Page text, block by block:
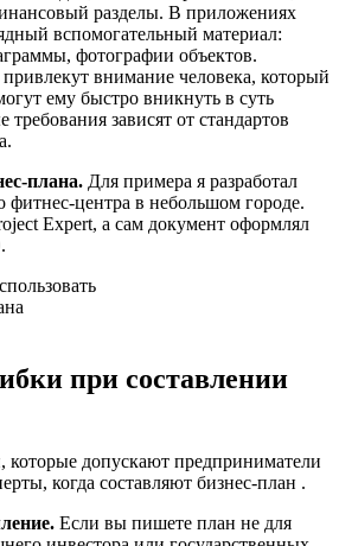
разделы. В приложениях
вспомогательный материал:
фотографии объектов.
внимание человека, который
ему быстро вникнуть в суть
требования зависят от стандартов
плана. Для примера я разработал
фитнес-центра в небольшом городе.
Expert, а сам документ оформлял
при составлении
допускают предприниматели
когда составляют бизнес-план .
Если вы пишете план не для